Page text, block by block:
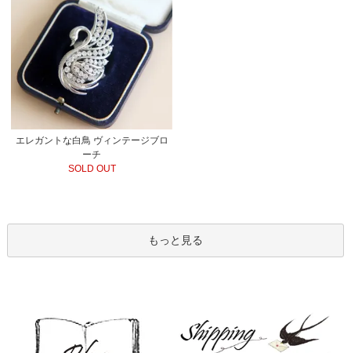
エレガントな白鳥 ヴィンテージブロ
ーチ
SOLD OUT
もっと見る